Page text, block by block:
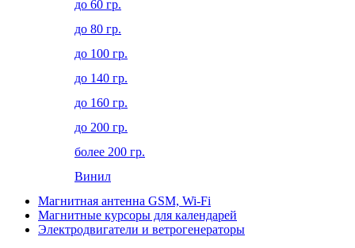
до 60 гр.
до 80 гр.
до 100 гр.
до 140 гр.
до 160 гр.
до 200 гр.
более 200 гр.
Винил
Магнитная антенна GSM, Wi-Fi
Магнитные курсоры для календарей
Электродвигатели и ветрогенераторы